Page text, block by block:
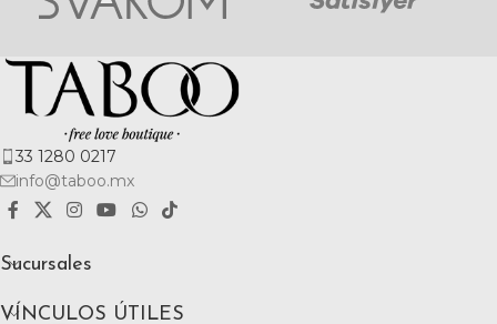
33 1280 0217
info@taboo.mx
Sucursales
VÍNCULOS ÚTILES